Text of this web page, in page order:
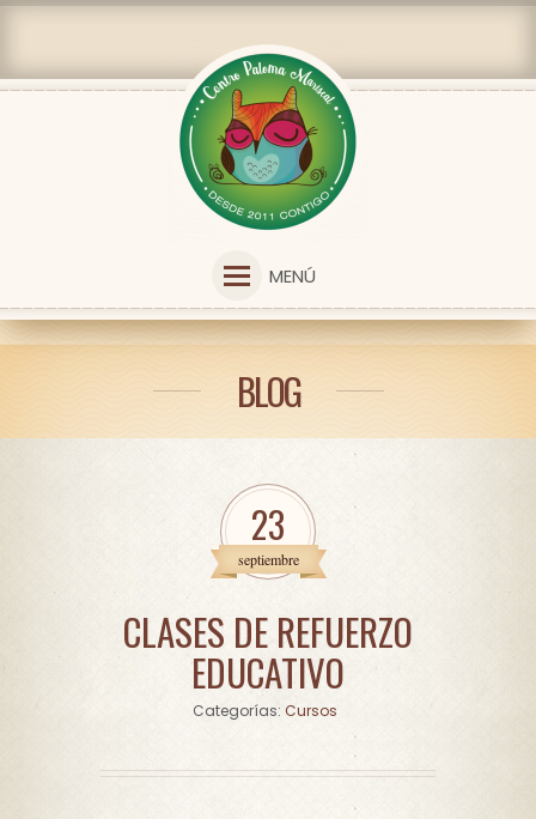
MENÚ
BLOG
23
septiembre
CLASES DE REFUERZO
EDUCATIVO
Cursos